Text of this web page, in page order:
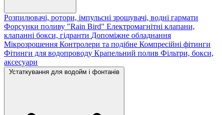
Розпилювачі, ротори, імпульсні зрошувачі, водні гармати
Форсунки поливу "Rain Bird" Електромагнітні клапани,
клапанні бокси, гідранти Допоміжне обладнання
Мікрозрошення Контролери та подібне Компресійні фітинги
Фітинги для водопроводу Крапельний полив Фільтри, бокси,
аксесуари
Устаткування для водойм і фонтанів